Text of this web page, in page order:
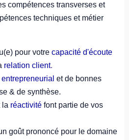
compétences transverses et
techniques et métier
pour votre capacité d'écoute
relation client.
entrepreneurial et de bonnes
& de synthèse.
la réactivité font partie de vos
goût prononcé pour le domaine